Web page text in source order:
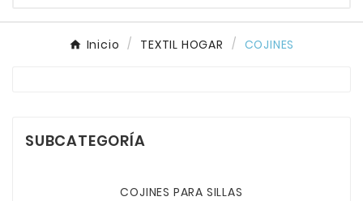
Inicio TEXTIL HOGAR COJINES
SUBCATEGORÍA
COJINES PARA SILLAS